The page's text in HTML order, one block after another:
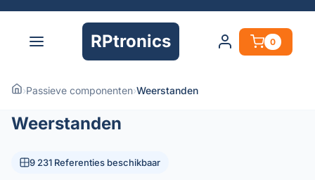
RPtronics 0
›Passieve componenten›Weerstanden
Weerstanden
9 231 Referenties beschikbaar